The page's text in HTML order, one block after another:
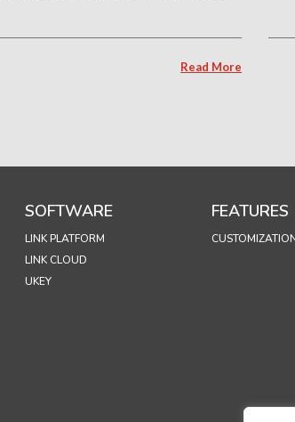
Read More
SOFTWARE
LINK PLATFORM
LINK CLOUD
UKEY
FEATURES